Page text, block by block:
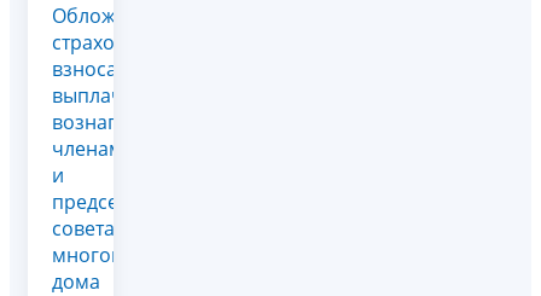
Обложение
страховыми
взносами
выплачиваемых
вознаграждений
членам
и
председателю
совета
многоквартирного
дома